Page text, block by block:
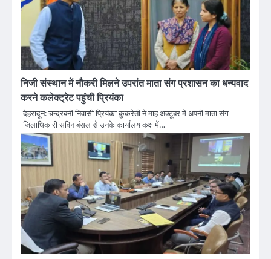
निजी संस्थान में नौकरी मिलने उपरांत माता संग प्रशासन का धन्यवाद
करने कलेक्ट्रेट पहुंची प्रियंका
देहरादून: चन्द्रबनी निवासी प्रियंका कुकरेती ने माह अक्टूबर में अपनी माता संग
जिलाधिकारी सविन बंसल से उनके कार्यालय कक्ष में…